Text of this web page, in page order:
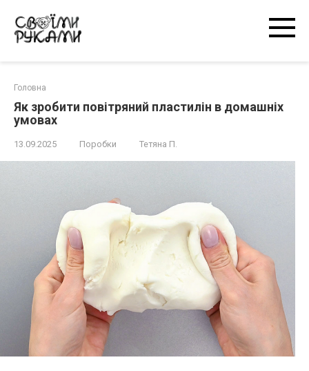
контенту
Головна
Як зробити повітряний пластилін в домашніх
умовах
13.09.2025 Поробки Тетяна П.